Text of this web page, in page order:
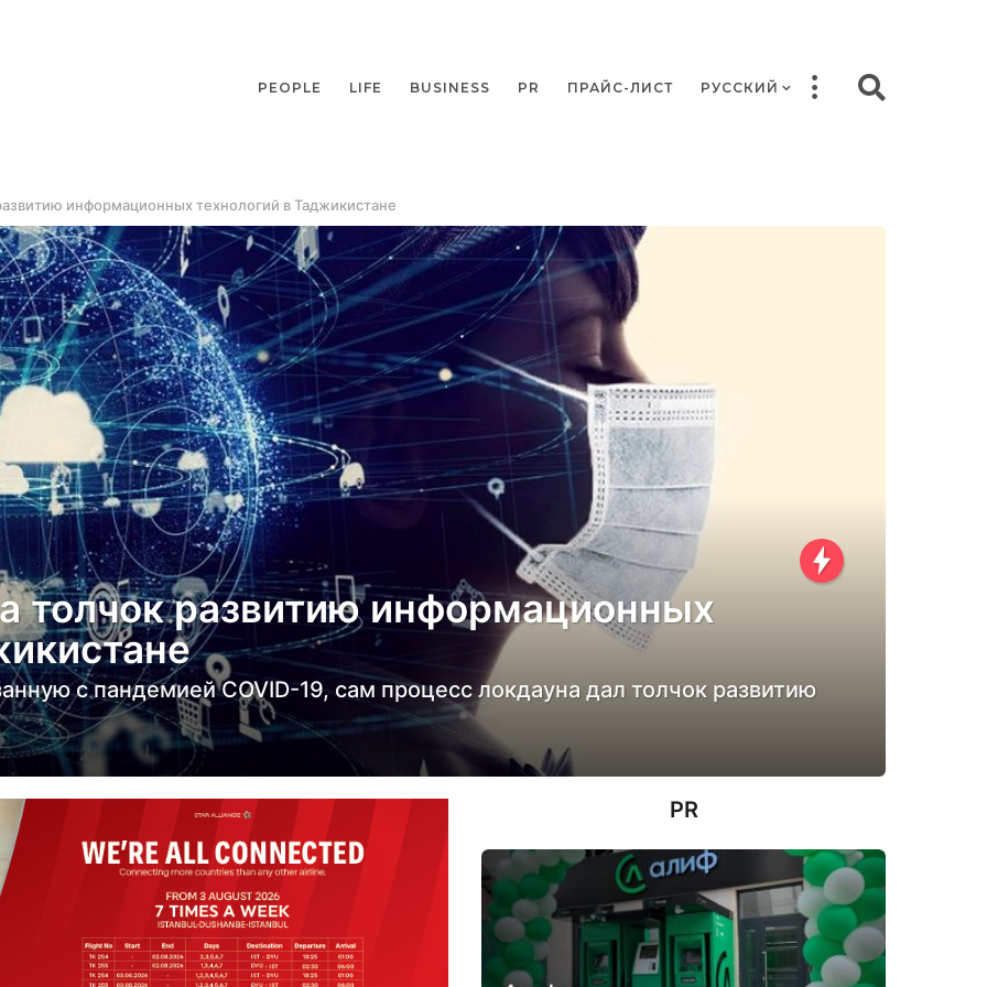
PEOPLE LIFE BUSINESS PR ПРАЙС-ЛИСТ РУССКИЙ
информационных технологий в Таджикистане
толчок развитию информационных
с пандемией COVID-19, сам процесс локдауна дал толчок развитию
PR